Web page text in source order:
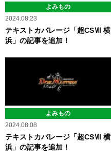
よみもの
2024.08.23
テキストカバレージ「超CSⅦ 横
浜」の記事を追加！
よみもの
2024.08.08
テキストカバレージ「超CSⅦ 横
浜」の記事を追加！